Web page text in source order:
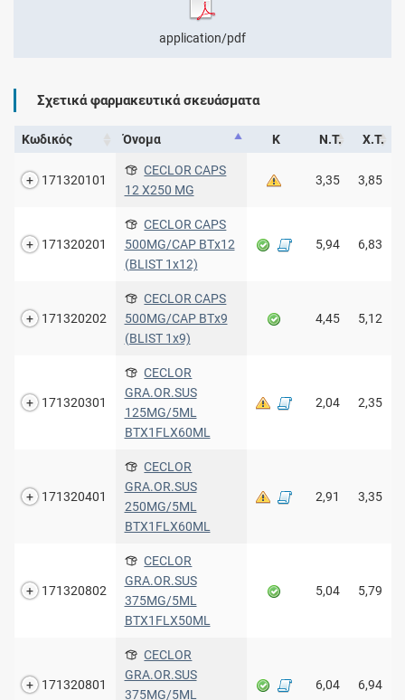
application/pdf
Σχετικά φαρμακευτικά σκευάσματα
Κωδικός Όνομα Κ Ν.Τ. Χ.Τ.
171320101
CECLOR CAPS
12 X250 MG
3,35 3,85
171320201
CECLOR CAPS
500MG/CAP ΒΤx12
(BLIST 1x12)
5,94 6,83
171320202
CECLOR CAPS
500MG/CAP ΒΤx9
(BLIST 1x9)
4,45 5,12
171320301
CECLOR
GRA.OR.SUS
125MG/5ML
BTX1FLX60ML
2,04 2,35
171320401
CECLOR
GRA.OR.SUS
250MG/5ML
BTX1FLX60ML
2,91 3,35
171320802
CECLOR
GRA.OR.SUS
375MG/5ML
BTX1FLX50ML
5,04 5,79
171320801
CECLOR
GRA.OR.SUS
375MG/5ML
6,04 6,94